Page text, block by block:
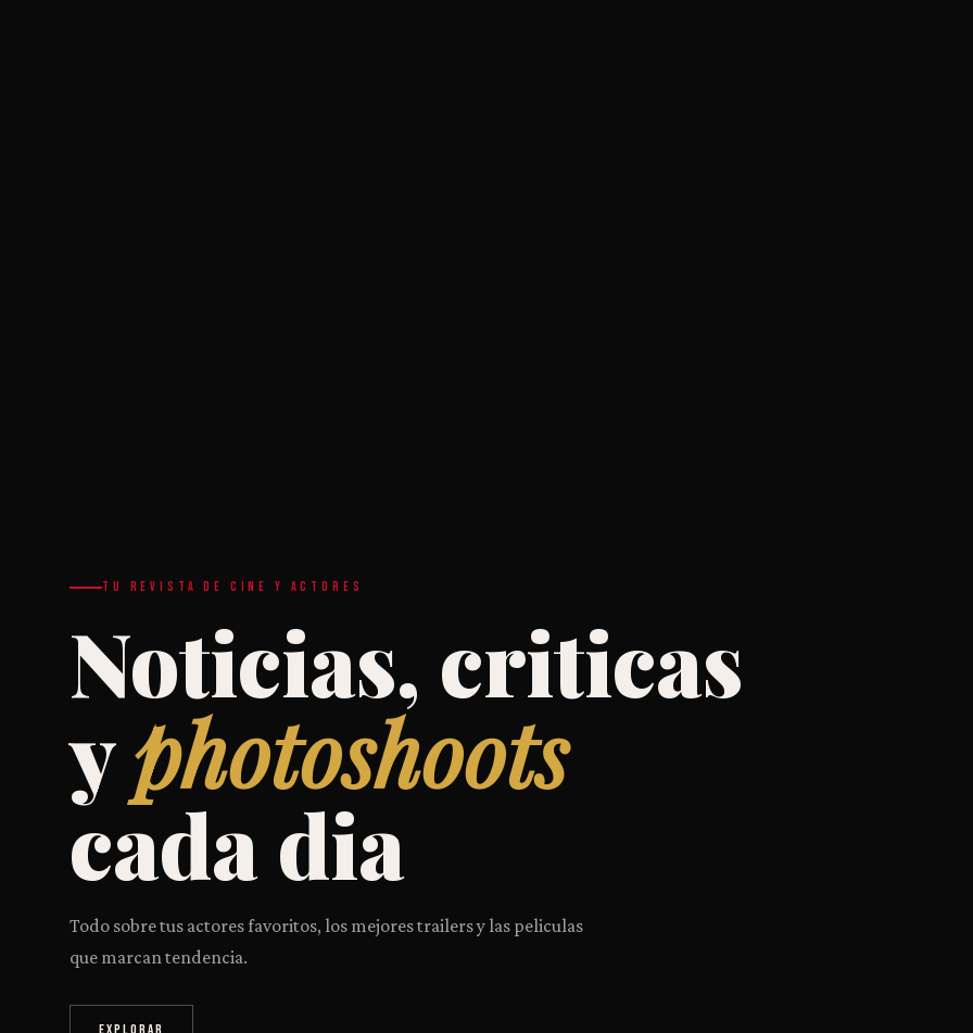
TU REVISTA DE CINE Y ACTORES
Noticias, criticas
yphotoshoots
cada dia
Todo sobre tus actores favoritos, los mejores trailers y las peliculas
que marcan tendencia.